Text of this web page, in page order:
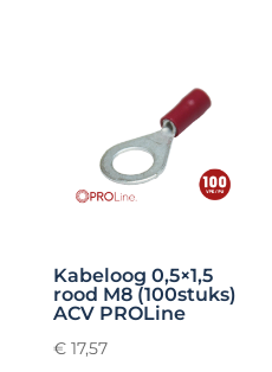
Kabeloog 0,5×1,5
rood M8 (100stuks)
ACV PROLine
€17,57